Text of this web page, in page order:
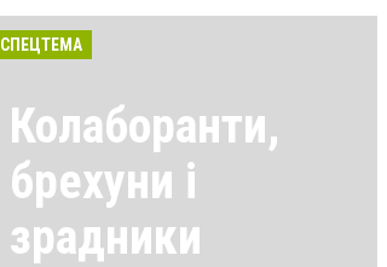
СПЕЦТЕМА
Колаборанти,
брехуни і
зрадники